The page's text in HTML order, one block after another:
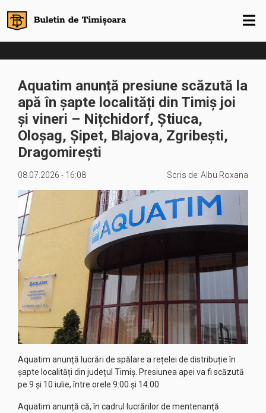
Aquatim anunță presiune scăzută la
apă în șapte localități din Timiș joi
și vineri – Nițchidorf, Știuca,
Oloșag, Șipet, Blajova, Zgribești,
Dragomirești
08.07.2026 - 16:08 Scris de: Albu Roxana
Aquatim anunță lucrări de spălare a rețelei de distribuție în
șapte localități din județul Timiș. Presiunea apei va fi scăzută
pe 9 și 10 iulie, între orele 9:00 și 14:00.
Aquatim anunță că, în cadrul lucrărilor de mentenanță